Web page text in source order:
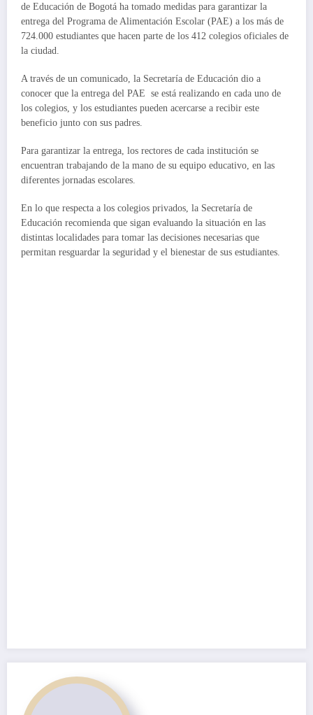
de Educación de Bogotá ha tomado medidas para garantizar la
entrega del Programa de Alimentación Escolar (PAE) a los más de
724.000 estudiantes que hacen parte de los 412 colegios oficiales de
la ciudad.
A través de un comunicado, la Secretaría de Educación dio a
conocer que la entrega del PAE se está realizando en cada uno de
los colegios, y los estudiantes pueden acercarse a recibir este
beneficio junto con sus padres.
Para garantizar la entrega, los rectores de cada institución se
encuentran trabajando de la mano de su equipo educativo, en las
diferentes jornadas escolares.
En lo que respecta a los colegios privados, la Secretaría de
Educación recomienda que sigan evaluando la situación en las
distintas localidades para tomar las decisiones necesarias que
permitan resguardar la seguridad y el bienestar de sus estudiantes.